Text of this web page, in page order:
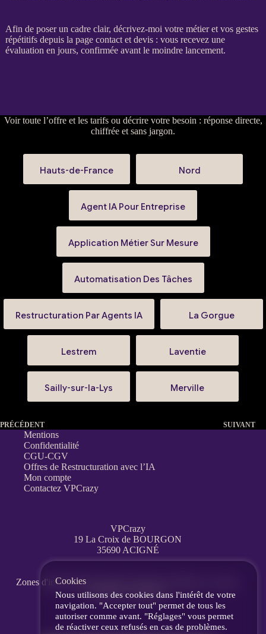
Afin de poser un cadre clair, décrivez-moi votre métier et vos gestes
répétitifs depuis la page contact et devis: vous recevez une
évaluation en jours, confirmée avant le moindre lancement.
Voirtoute l’offre et les tarifsou décrire votre besoin : réponse directe,
chiffrée et sans jargon.
Hauts-de-France Nord
Agent IA Pour Entreprise
Application Métier Sur Mesure
Automatisation Des Tâches
Restructuration Par Agents IA La Gorgue
Lestrem Laventie
Sailly-sur-la-Lys Merville
PRÉCÉDENT SUIVANT
Mentions
Confidentialité
CGU-CGV
Offres de Restructuration avec l’IA
Mon compte
Contactez VPCrazy
VPCrazy
19 La Croix de BOURGON
35690 ACIGNÉ
Zones d'interventions partout en France
messagerie, téléphone.
Cookies
Nous utilisons des cookies dans l'intérêt de votre
navigation. "Accepter tout" permet de tous les
autoriser comme avant. "Réglages" vous permet
de réactiver ceux refusés en cas de problèmes.